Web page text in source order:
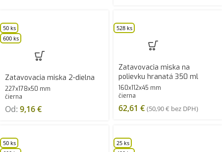
50 ks
600 ks
Zatavovacia miska 2-dielna
227x178x50 mm
čierna
Od: 9,16€
528 ks
Zatavovacia miska na
polievku hranatá 350 ml
160x112x45 mm
čierna
62,61 € (50,90€ bez DPH)
50 ks
25 ks